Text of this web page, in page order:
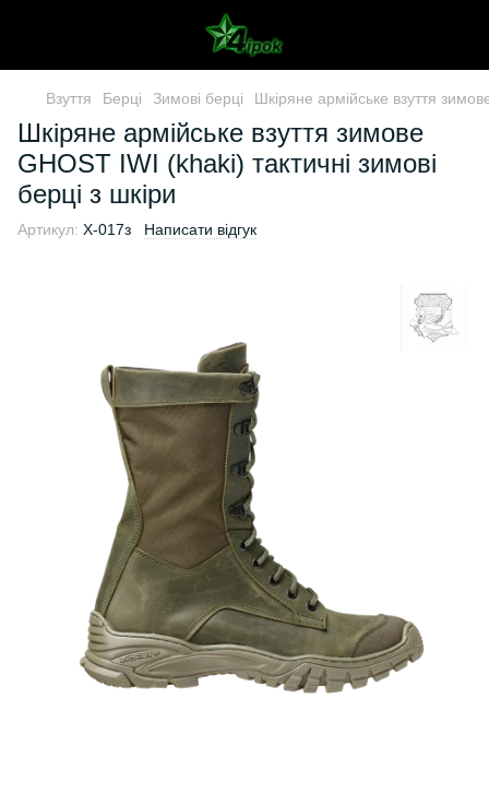
Взуття Берці Зимові берці Шкіряне армійське взуття
Шкіряне армійське взуття зимове
GHOST IWI (khaki) тактичні зимові
берці з шкіри
Артикул: X-017з Написати відгук